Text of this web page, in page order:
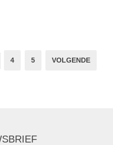
4 5 VOLGENDE